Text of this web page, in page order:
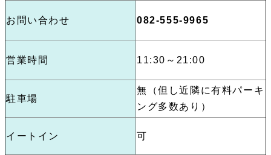
お問い合わせ 082-555-9965
営業時間 11:30～21:00
駐車場
無（但し近隣に有料パーキ
ング多数あり）
イートイン 可